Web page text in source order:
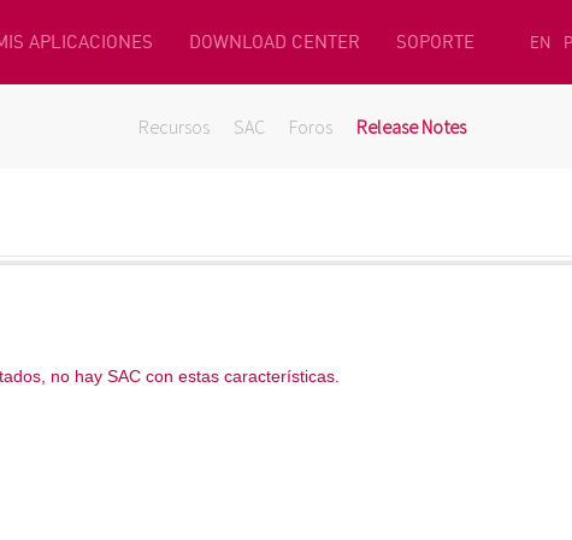
APLICACIONES DOWNLOAD CENTER SOPORTE EN
Recursos SAC Foros Release Notes